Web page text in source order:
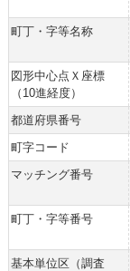
町丁・字等名称
図形中心点Ｘ座標
（10進経度）
都道府県番号
町字コード
マッチング番号
町丁・字等番号
基本単位区（調査